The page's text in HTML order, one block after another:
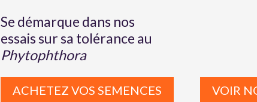
Se démarque dans nos
essais sur sa tolérance au
Phytophthora
ACHETEZ VOS SEMENCES VOIR